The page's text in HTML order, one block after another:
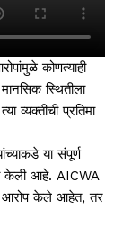
कोणत्याही
स्थितीला
व्यक्तीची प्रतिमा
या संपूर्ण
केली आहे. AICWA
आरोप केले आहेत, तर